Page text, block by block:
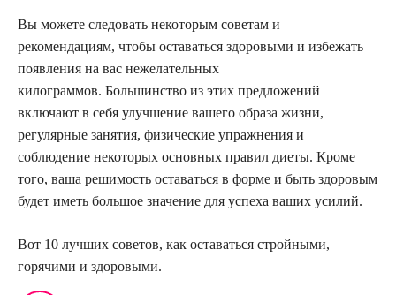
Вы можете следовать некоторым советам и
рекомендациям, чтобы оставаться здоровыми и избежать
появления на вас нежелательных
килограммов. Большинство из этих предложений
включают в себя улучшение вашего образа жизни,
регулярные занятия, физические упражнения и
соблюдение некоторых основных правил диеты. Кроме
того, ваша решимость оставаться в форме и быть здоровым
будет иметь большое значение для успеха ваших усилий.
Вот 10 лучших советов, как оставаться стройными,
горячими и здоровыми.